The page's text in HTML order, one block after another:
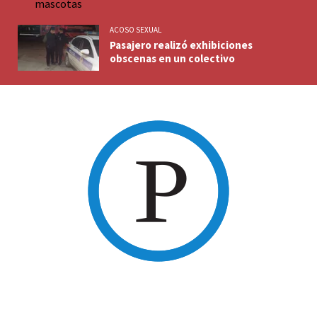
ACOSO SEXUAL
Pasajero realizó exhibiciones
obscenas en un colectivo